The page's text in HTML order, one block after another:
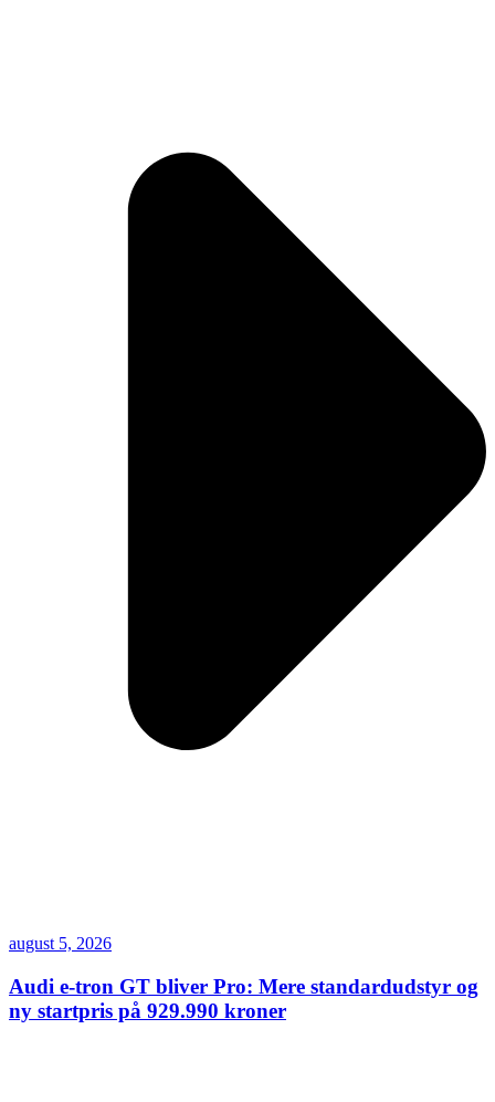
august 5, 2026
Audi e-tron GT bliver Pro: Mere standardudstyr og
ny startpris på 929.990 kroner